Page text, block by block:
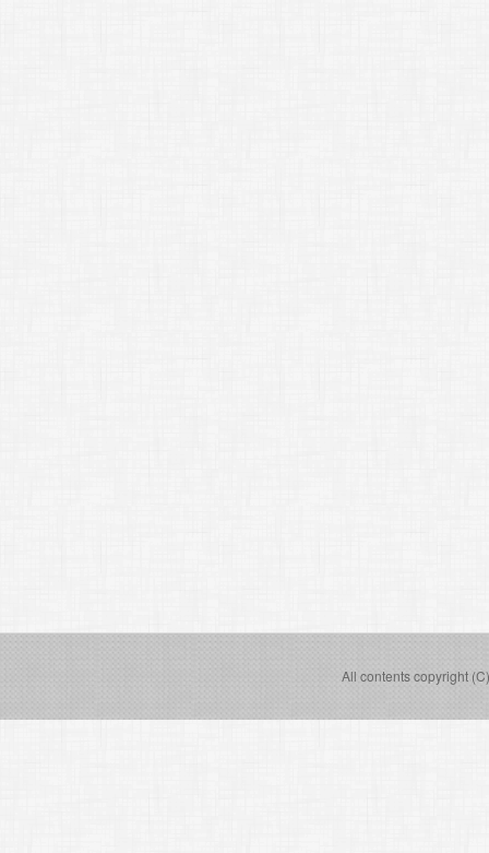
All contents copyright